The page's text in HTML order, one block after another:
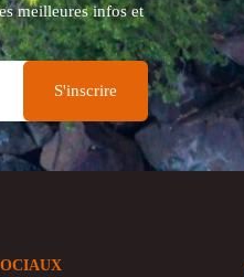
meilleures infos et